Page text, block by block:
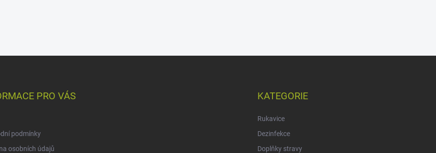
PRO VÁS
podmínky
osobních údajů
KATEGORIE
Rukavice
Dezinfekce
Doplňky stravy